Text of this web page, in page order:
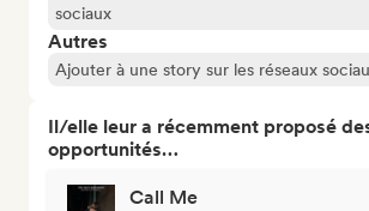
sociaux
Autres
Ajouter à une story sur les réseaux
Il/elle leur a récemment proposé
opportunités…
Call Me